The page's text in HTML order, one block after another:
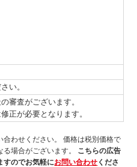
い。
審査がございます。
正が必要となります。
わせください。
価格は税別価格で
場合がございます。
こちらの広告
すのでお気軽にお問い合わせ くださ